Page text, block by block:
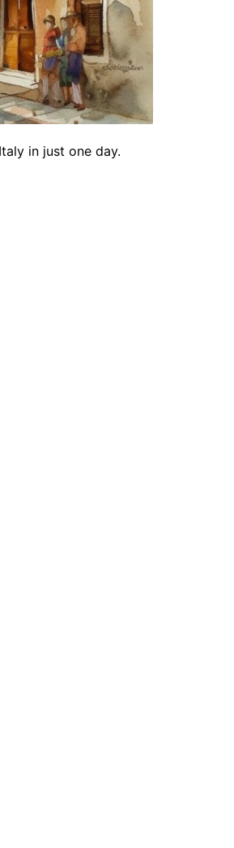
in just one day.